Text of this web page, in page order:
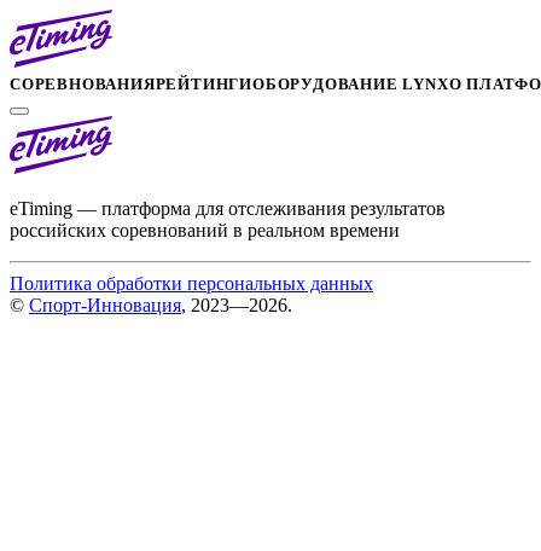
СОРЕВНОВАНИЯРЕЙТИНГИОБОРУДОВАНИЕ LYNXО
eTiming — платформа для отслеживания результатов
российских соревнований в реальном времени
Политика обработки персональных данных
© Спорт-Инновация, 2023—2026.